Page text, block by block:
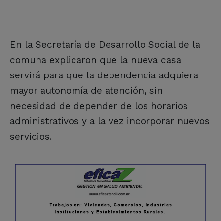
En la Secretaría de Desarrollo Social de la
comuna explicaron que la nueva casa
servirá para que la dependencia adquiera
mayor autonomía de atención, sin
necesidad de depender de los horarios
administrativos y a la vez incorporar nuevos
servicios.